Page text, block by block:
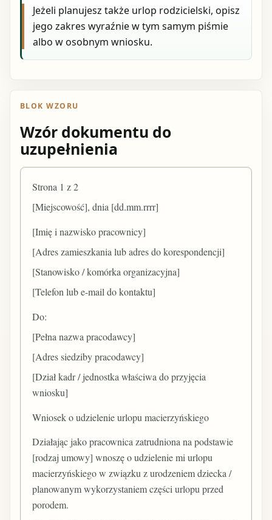
Jeżeli planujesz także urlop rodzicielski, opisz
jego zakres wyraźnie w tym samym piśmie
albo w osobnym wniosku.
BLOK WZORU
Wzór dokumentu do
uzupełnienia
Strona 1 z 2
[Miejscowość], dnia [dd.mm.rrrr]
[Imię i nazwisko pracownicy]
[Adres zamieszkania lub adres do korespondencji]
[Stanowisko / komórka organizacyjna]
[Telefon lub e-mail do kontaktu]
Do:
[Pełna nazwa pracodawcy]
[Adres siedziby pracodawcy]
[Dział kadr / jednostka właściwa do przyjęcia
wniosku]
Wniosek o udzielenie urlopu macierzyńskiego
Działając jako pracownica zatrudniona na podstawie
[rodzaj umowy] wnoszę o udzielenie mi urlopu
macierzyńskiego w związku z urodzeniem dziecka /
planowanym wykorzystaniem części urlopu przed
porodem.